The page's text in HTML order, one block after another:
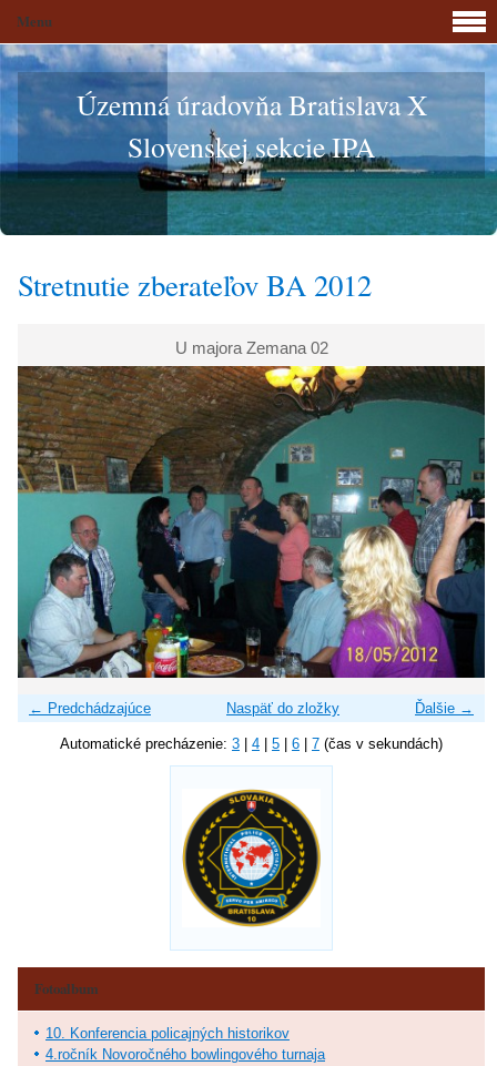
Územná úradovňa Bratislava X
Slovenskej sekcie IPA
Stretnutie zberateľov BA 2012
U majora Zemana 02
← Predchádzajúce Ďalšie →
Naspäť do zložky
Automatické precházenie: 3 4 5 6 7 (čas v sekundách)
Menu
Fotoalbum
10. Konferencia policajných historikov
4.ročník Novoročného bowlingového turnaja